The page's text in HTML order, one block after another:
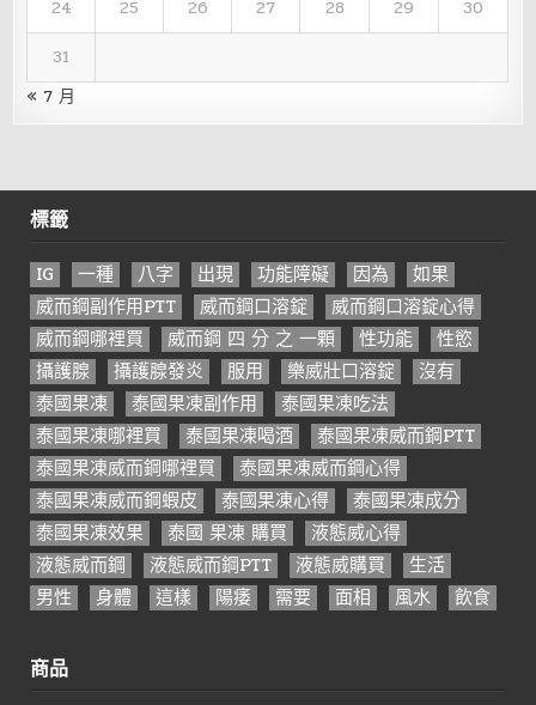
24 25 26 27 28 29
30
31
« 7 月
標籤
IG 一種 八字 出現 功能障礙 因為
如果
威而鋼副作用PTT
威而鋼口溶錠
威而鋼口溶錠心得
威而鋼哪裡買
威而鋼 四 分 之 一顆 性功能
性慾
攝護腺
攝護腺發炎 服用 樂威壯口溶錠
沒有
泰國果凍
泰國果凍副作用
泰國果凍吃法
泰國果凍哪裡買
泰國果凍喝酒
泰國果凍威而鋼PTT
泰國果凍威而鋼哪裡買
泰國果凍威而鋼心得
泰國果凍威而鋼蝦皮
泰國果凍心得
泰國果凍成分
泰國果凍效果
泰國 果凍 購買
液態威心得
液態威而鋼
液態威而鋼PTT 液態威購買
生活
男性
身體 這樣 陽痿 需要 面相 風水 飲食
商品